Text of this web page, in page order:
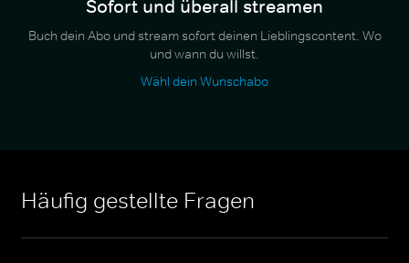
Sofort und überall streamen
Buch dein Abo und stream sofort deinen Lieblingscontent. Wo
und wann du willst.
Wähl dein Wunschabo
Häufig gestellte Fragen